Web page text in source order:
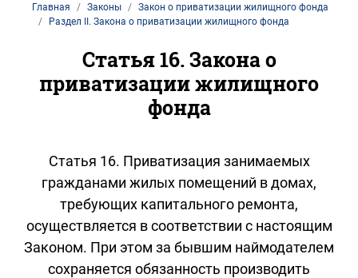
Главная Законы
Закон о приватизации жилищного фонда
Раздел II. Закона о приватизации жилищного фонда
Статья 16. Закона о
приватизации жилищного
фонда
Статья 16. Приватизация занимаемых
гражданами жилых помещений в домах,
требующих капитального ремонта,
осуществляется в соответствии с настоящим
Законом. При этом за бывшим наймодателем
сохраняется обязанность производить